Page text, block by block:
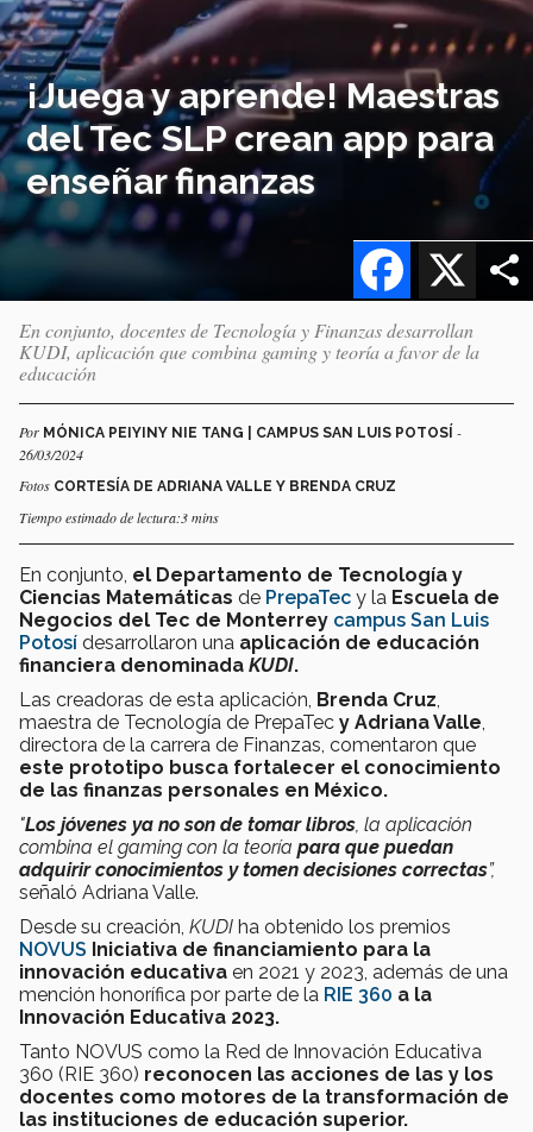
¡Juega y aprende! Maestras
del Tec SLP crean app para
enseñar finanzas
X
Facebook
En conjunto, docentes de Tecnología y Finanzas desarrollan
KUDI, aplicación que combina gaming y teoría a favor de la
educación
Por MÓNICA PEIYINY NIE TANG | CAMPUS SAN LUIS POTOSÍ -
26/03/2024
Fotos CORTESÍA DE ADRIANA VALLE Y BRENDA CRUZ
Tiempo estimado de lectura:3 mins
En conjunto, el Departamento de Tecnología y
Ciencias Matemáticas de PrepaTec y la Escuela de
Negocios del Tec de Monterrey campus San Luis
Potosí desarrollaron una aplicación de educación
financiera denominada KUDI.
Las creadoras de esta aplicación, Brenda Cruz
maestra de Tecnología de PrepaTec y Adriana Valle
directora de la carrera de Finanzas, comentaron que
este prototipo busca fortalecer el conocimiento
de las finanzas personales en México.
"Los jóvenes ya no son de tomar libros , la aplicación
combina el gaming con la teoría para que puedan
adquirir conocimientos y tomen decisiones correctas”,
señaló Adriana Valle.
Desde su creación, KUDI ha obtenido los premios
NOVUS Iniciativa de financiamiento para la
innovación educativa en 2021 y 2023, además de una
mención honorífica por parte de la RIE 360 a la
Innovación Educativa 2023.
Tanto NOVUS como la Red de Innovación Educativa
360 (RIE 360) reconocen las acciones de las y los
docentes como motores de la transformación de
las instituciones de educación superior.